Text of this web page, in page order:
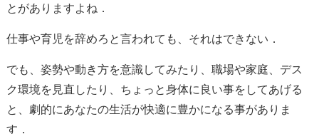
とがありますよね．
仕事や育児を辞めろと言われても、それはできない．
でも、姿勢や動き方を意識してみたり、職場や家庭、デス
ク環境を見直したり、ちょっと身体に良い事をしてあげる
と、劇的にあなたの生活が快適に豊かになる事がありま
す．